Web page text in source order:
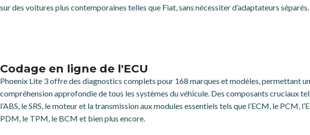
sur des voitures plus contemporaines telles que Fiat, sans nécessiter d’adaptateurs séparés.
Codage en ligne de l'ECU
Phoenix Lite 3 offre des diagnostics complets pour 168 marques et modèles, permettant
compréhension approfondie de tous les systèmes du véhicule. Des composants cruciaux
l’ABS, le SRS, le moteur et la transmission aux modules essentiels tels que l’ECM, le PCM,
PDM, le TPM, le BCM et bien plus encore.